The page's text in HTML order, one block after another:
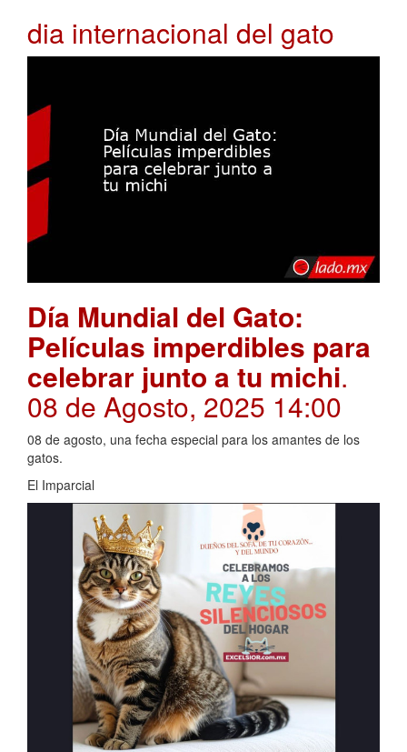
dia internacional del gato
Día Mundial del Gato:
Películas imperdibles para
celebrar junto a tu michi.
08 de Agosto, 2025 14:00
08 de agosto, una fecha especial para los amantes de los
gatos.
El Imparcial